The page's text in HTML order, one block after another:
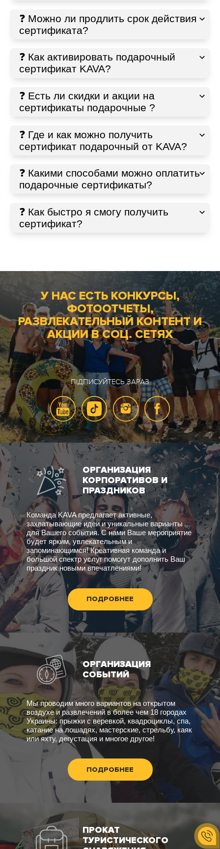
❓ Можно ли продлить срок действия
сертификата?
❓ Как активировать подарочный
сертификат KAVA?
❓ Есть ли скидки и акции на
сертификаты подарочные ?
❓ Где и как можно получить
сертификат подарочный от KAVA?
❓ Какими способами можно оплатить
подарочные сертификаты?
❓ Как быстро я смогу получить
сертификат?
У НАС ЕСТЬ КОНКУРСЫ,
ФОТООТЧЕТЫ,
РАЗВЛЕКАТЕЛЬНЫЙ КОНТЕНТ И
АКЦИИ В СОЦ. СЕТЯХ
ПІДПИСУЙТЕСЬ ЗАРАЗ
ОРГАНИЗАЦИЯ
КОРПОРАТИВОВ И
ПРАЗДНИКОВ
Команда KAVA предлагает активные,
захватывающие идеи и уникальные варианты
для Вашего события. С нами Ваше мероприятие
будет ярким, увлекательным и
запоминающимся! Креативная команда и
большой спектр услуг помогут дополнить Ваш
праздник новыми впечатлениями!
ПОДРОБНЕЕ
ОРГАНИЗАЦИЯ
СОБЫТИЙ
Мы проводим много вариантов на открытом
воздухе и развлечений в более чем 18 городах
Украины: прыжки с веревкой, квадроциклы, спа,
катание на лошадях, мастерские, стрельбу, каяк
или яхту, дегустация и многое другое!
ПОДРОБНЕЕ
ПРОКАТ
ТУРИСТИЧЕСКОГО